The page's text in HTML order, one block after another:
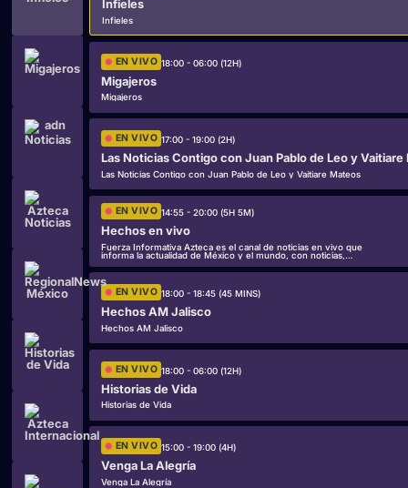
Infieles
Infieles
EN VIVO 18:00 - 06:00 (12H)
Migajeros
Migajeros
EN VIVO 17:00 - 19:00 (2H)
Las Noticias Contigo con Juan Pablo de Leo y Vaitiare
Las Noticias Contigo con Juan Pablo de Leo y Vaitiare Mateos
EN VIVO 14:55 - 20:00 (5H 5M)
Hechos en vivo
Fuerza Informativa Azteca es el canal de noticias en vivo que
informa la actualidad de México y el mundo, con noticias,
EN VIVO 18:00 - 18:45 (45 MINS)
Hechos AM Jalisco
Hechos AM Jalisco
EN VIVO 18:00 - 06:00 (12H)
Historias de Vida
Historias de Vida
EN VIVO 15:00 - 19:00 (4H)
Venga La Alegría
Venga La Alegría